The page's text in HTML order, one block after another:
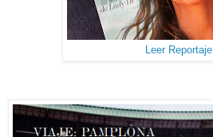
Leer Reportaje